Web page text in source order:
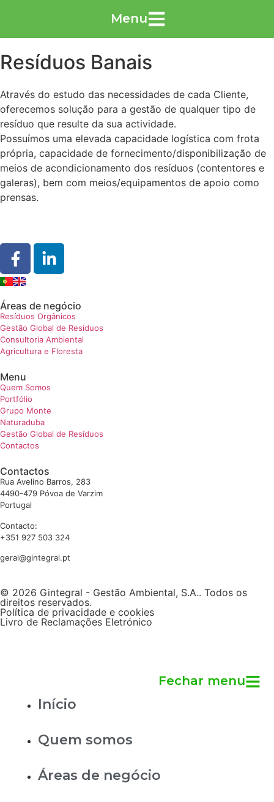
Menu
Resíduos Banais
Através do estudo das necessidades de cada Cliente,
oferecemos solução para a gestão de qualquer tipo de
resíduo que resulte da sua actividade.
Possuímos uma elevada capacidade logística com frota
própria, capacidade de fornecimento/disponibilização de
meios de acondicionamento dos resíduos (contentores e
galeras), bem com meios/equipamentos de apoio como
prensas.
Áreas de negócio
Resíduos Orgânicos
Gestão Global de Resíduos
Consultoria Ambiental
Agricultura e Floresta
Menu
Quem Somos
Portfólio
Grupo Monte
Naturaduba
Gestão Global de Resíduos
Contactos
Contactos
Rua Avelino Barros, 283
4490-479 Póvoa de Varzim
Portugal
Contacto:
+351 927 503 324
geral@gintegral.pt
© 2026 Gintegral - Gestão Ambiental, S.A.. Todos os
direitos reservados.
Política de privacidade e cookies
Livro de Reclamações Eletrónico
Fechar menu
Início
Quem somos
Áreas de negócio